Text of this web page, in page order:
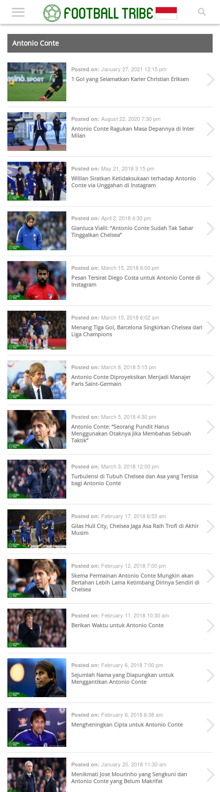
Antonio Conte
Posted on: January 27, 2021 12:15 pm
1 Gol yang Selamatkan Karier Christian Eriksen
Posted on: August 22, 2020 7:30 pm
Antonio Conte Ragukan Masa Depannya di Inter
Milan
Posted on: May 21, 2018 3:15 pm
Willian Siratkan Ketidaksukaan terhadap Antonio
Conte via Unggahan di Instagram
Posted on: April 2, 2018 4:30 pm
Gianluca Vialli: “Antonio Conte Sudah Tak Sabar
Tinggalkan Chelsea”
Posted on: March 15, 2018 6:00 pm
Pesan Tersirat Diego Costa untuk Antonio Conte di
Instagram
Posted on: March 15, 2018 6:02 am
Menang Tiga Gol, Barcelona Singkirkan Chelsea dari
Liga Champions
Posted on: March 8, 2018 5:15 pm
Antonio Conte Diproyeksikan Menjadi Manajer
Paris Saint-Germain
Posted on: March 5, 2018 4:30 pm
Antonio Conte: “Seorang Pundit Harus
Menggunakan Otaknya Jika Membahas Sebuah
Taktik”
Posted on: March 3, 2018 12:00 pm
Turbulensi di Tubuh Chelsea dan Asa yang Tersisa
bagi Antonio Conte
Posted on: February 17, 2018 6:53 am
Gilas Hull City, Chelsea Jaga Asa Raih Trofi di Akhir
Musim
Posted on: February 12, 2018 7:00 pm
Skema Permainan Antonio Conte Mungkin akan
Bertahan Lebih Lama Ketimbang Dirinya Sendiri di
Chelsea
Posted on: February 11, 2018 10:30 am
Berikan Waktu untuk Antonio Conte
Posted on: February 6, 2018 7:00 pm
Sejumlah Nama yang Diapungkan untuk
Menggantikan Antonio Conte
Posted on: February 6, 2018 6:38 am
Mengheningkan Cipta untuk Antonio Conte
Posted on: January 20, 2018 11:30 am
Menikmati Jose Mourinho yang Sengkuni dan
Antonio Conte yang Belum Makrifat